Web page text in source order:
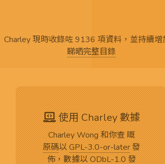
Charley 現時收錄咗 9136 項資料，並持續增
睇晒完整目錄
使用 Charley 數據
Charley Wong 和你查 嘅
原碼以GPL-3.0-or-later發
佈，數據以ODbL-1.0發